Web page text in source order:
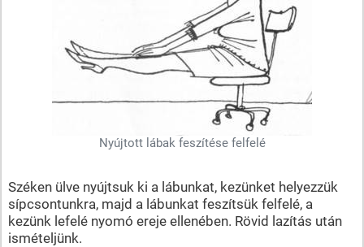
Nyújtott lábak feszítése felfelé
Széken ülve nyújtsuk ki a lábunkat, kezünket helyezzük
sípcsontunkra, majd a lábunkat feszítsük felfelé, a
kezünk lefelé nyomó ereje ellenében. Rövid lazítás után
ismételjünk.